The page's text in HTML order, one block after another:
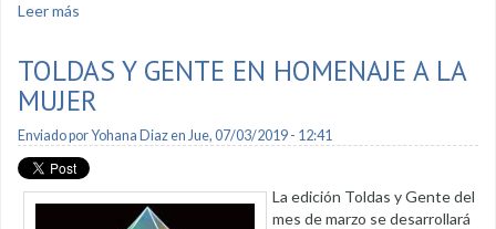
Leer más
TOLDAS Y GENTE EN HOMENAJE A LA
MUJER
Enviado porYohana Diazen Jue, 07/03/2019 - 12:41
La edición Toldas y Gente del
mes de marzo se desarrollará